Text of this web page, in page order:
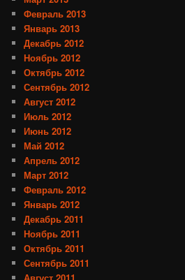
Февраль 2013
Январь 2013
Декабрь 2012
Ноябрь 2012
Октябрь 2012
Сентябрь 2012
Август 2012
Июль 2012
Июнь 2012
Май 2012
Апрель 2012
Март 2012
Февраль 2012
Январь 2012
Декабрь 2011
Ноябрь 2011
Октябрь 2011
Сентябрь 2011